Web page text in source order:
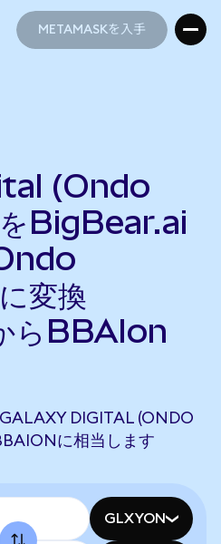
METAMASKを入手
(Ondo
BigBear.ai
変換
らBBAIon
DIGITAL (ONDO
に相当します
GLXYON